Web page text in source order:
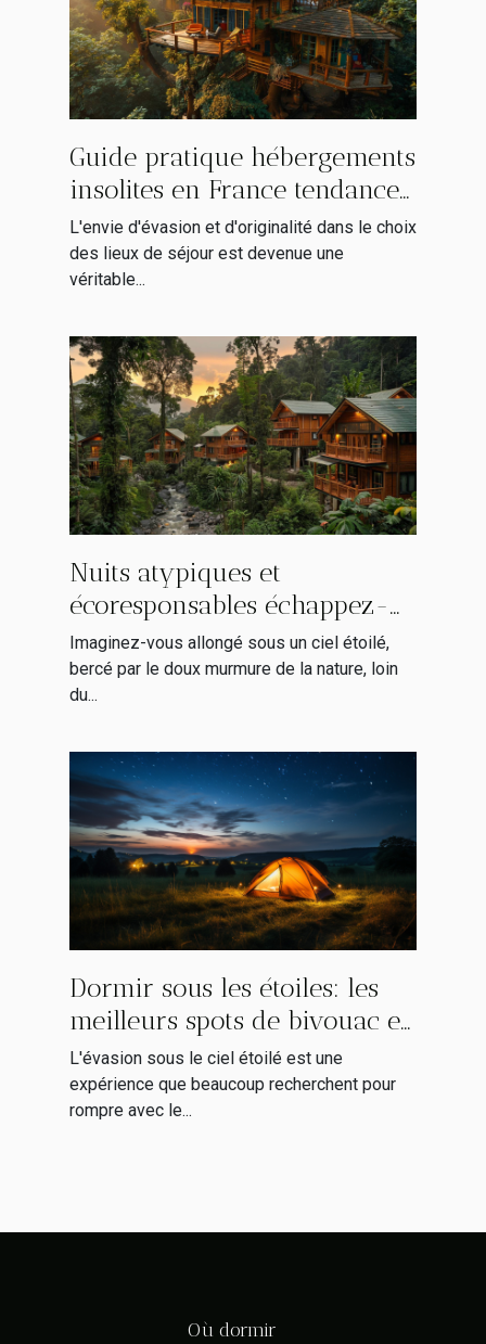
Guide pratique hébergements
insolites en France tendances
2023 découvrez des lieux
uniques où dormir
L'envie d'évasion et d'originalité dans le choix
des lieux de séjour est devenue une
véritable...
Nuits atypiques et
écoresponsables échappez-
vous dans des écolodges
cachés en Europe
Imaginez-vous allongé sous un ciel étoilé,
bercé par le doux murmure de la nature, loin
du...
Dormir sous les étoiles: les
meilleurs spots de bivouac en
France
L'évasion sous le ciel étoilé est une
expérience que beaucoup recherchent pour
rompre avec le...
Où dormir